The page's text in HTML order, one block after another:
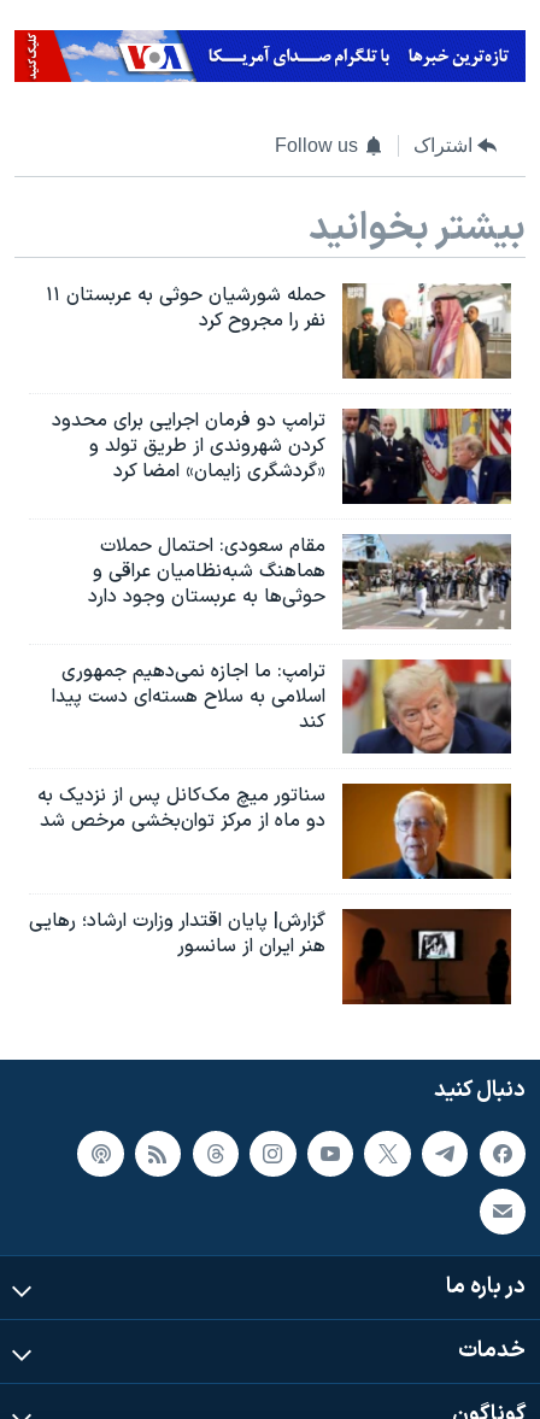
اشتراک Follow us
بیشتر بخوانید
حمله شورشیان حوثی به عربستان ۱۱
نفر را مجروح کرد
ترامپ دو فرمان اجرایی برای محدود
کردن شهروندی از طریق تولد و
«گردشگری زایمان» امضا کرد
مقام سعودی: احتمال حملات
هماهنگ شبه‌نظامیان عراقی و
حوثی‌ها به عربستان وجود دارد
ترامپ: ما اجازه نمی‌دهیم جمهوری
اسلامی به سلاح هسته‌ای دست پیدا
کند
سناتور میچ مک‌کانل پس از نزدیک به
دو ماه از مرکز توان‌بخشی مرخص شد
گزارش| پایان اقتدار وزارت ارشاد؛ رهایی
هنر ایران از سانسور
دنبال کنید
در باره ما
خدمات